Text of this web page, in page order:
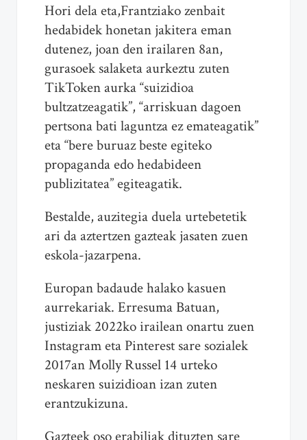
Hori dela eta,Frantziako zenbait
hedabidek honetan jakitera eman
dutenez, joan den irailaren 8an,
gurasoek salaketa aurkeztu zuten
TikToken aurka “suizidioa
bultzatzeagatik”, “arriskuan dagoen
pertsona bati laguntza ez emateagatik”
eta “bere buruaz beste egiteko
propaganda edo hedabideen
publizitatea” egiteagatik.
Bestalde, auzitegia duela urtebetetik
ari da aztertzen gazteak jasaten zuen
eskola-jazarpena.
Europan badaude halako kasuen
aurrekariak. Erresuma Batuan,
justiziak 2022ko irailean onartu zuen
Instagram eta Pinterest sare sozialek
2017an Molly Russel 14 urteko
neskaren suizidioan izan zuten
erantzukizuna.
Gazteek oso erabiliak dituzten sare